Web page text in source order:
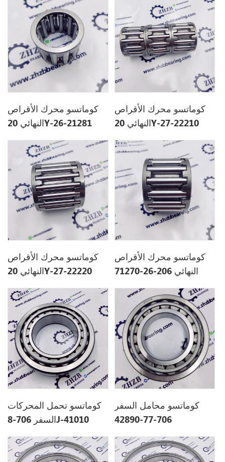
كوماتسو محرك الأقراص
النهائي 20Y-26-21281
كوماتسو محرك الأقراص
النهائي 20Y-27-22210
كوماتسو محرك الأقراص
النهائي 20Y-27-22220
كوماتسو محرك الأقراص
النهائي 206-26-71270
كوماتسو تحمل المحركات
السفر 706-8J-41010
كوماتسو محامل السفر
706-77-42890